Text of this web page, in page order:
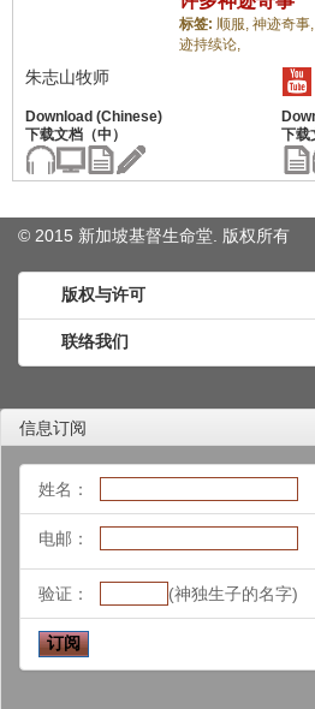
标签: 顺服, 神迹奇事,
迹持续论,
朱志山牧师
© 2015 新加坡基督生命堂. 版权所有
版权与许可
联络我们
信息订阅
姓名：
电邮：
验证： (神独生子的名字)